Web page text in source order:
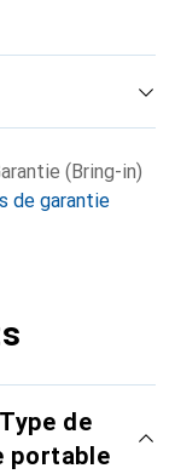
(Bring-in)
de garantie
de
portable